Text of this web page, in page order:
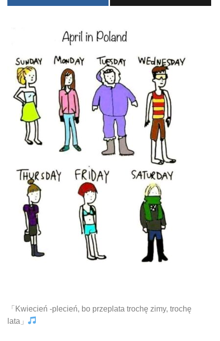
「Kwiecień -plecień, bo przeplata trochę zimy, trochę
lata」